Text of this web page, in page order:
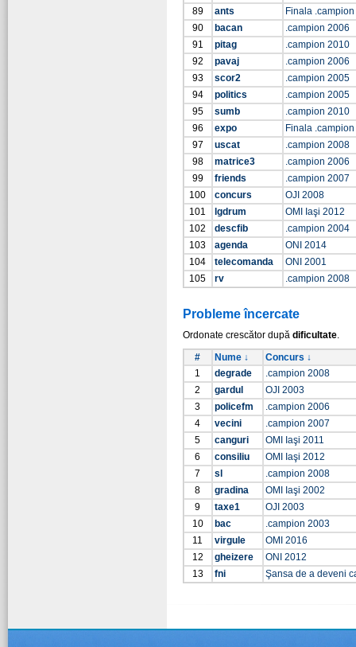
89
ants
Finala
90
bacan
.campion 2006
91
pitag
.campion 2010
92
pavaj
.campion 2006
93
scor2
.campion 2005
94
politics
.campion 2005
95
sumb
.campion 2010
96
expo
Finala
97
uscat
.campion 2008
98
matrice3
.campion 2006
99
friends
.campion 2007
100
concurs
OJI 2008
101
lgdrum
OMI Iaşi 2012
102
descfib
.campion 2004
103
agenda
ONI 2014
104
telecomanda
ONI 2001
105
rv .campion 2008
Probleme încercate
Ordonate crescător după dificultate.
#
Nume ↓
Concurs ↓
1
degrade
.campion 2008
2
gardul
OJI 2003
3
policefm
.campion 2006
4
vecini
.campion 2007
5
canguri
OMI Iaşi 2011
6
consiliu
OMI Iaşi 2012
7
sl
.campion 2008
8
gradina
OMI Iaşi 2002
9
taxe1
OJI 2003
10
bac
.campion 2003
11
virgule
OMI 2016
12
gheizere
ONI 2012
13
fni Şansa de a deveni